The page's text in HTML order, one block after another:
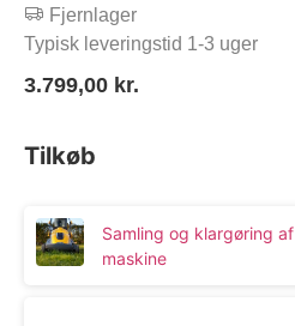
Fjernlager
Typisk leveringstid 1-3 uger
3.799,00 kr.
Tilkøb
Samling og klargøring af
maskine